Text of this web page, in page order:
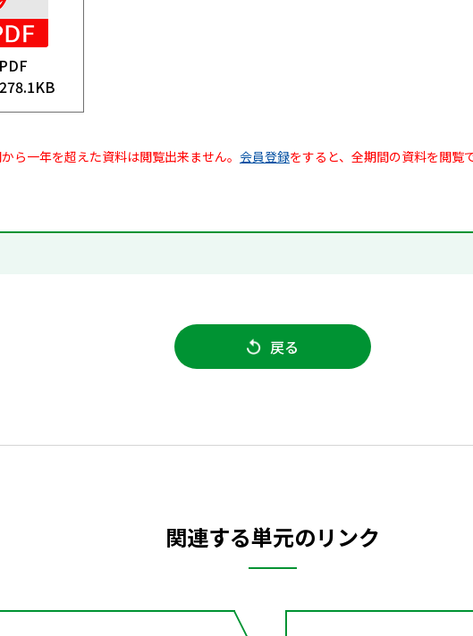
PDF
ら一年を超えた資料は閲覧出来ません。 会員登録をすると、全期間の資料を閲覧
戻る
関連する単元のリンク